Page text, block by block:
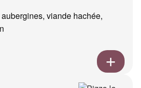
viande hachée,